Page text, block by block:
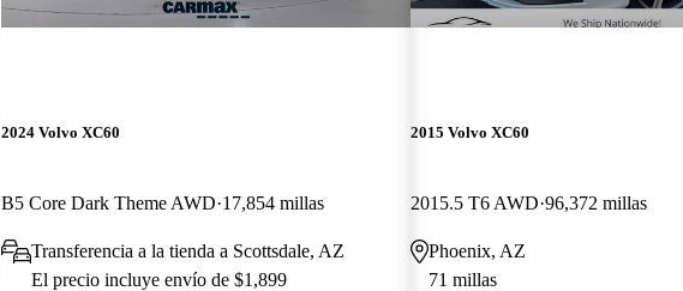
2024 Volvo XC60
B5 Core Dark Theme AWD 17,854 millas
Transferencia a la tienda a Scottsdale, AZ
El precio incluye envío de $1,899
2015 Volvo XC60
2015.5 T6 AWD 96,372 millas
Phoenix, AZ
71 millas